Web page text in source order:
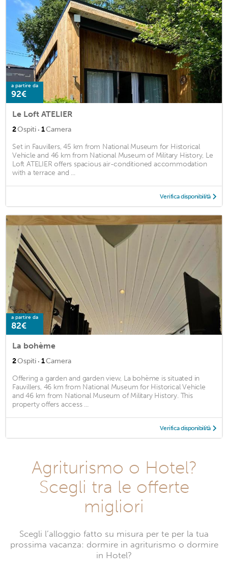
a partire da
92€
Le Loft ATELIER
2Ospiti · 1Camera
Set in Fauvillers, 45 km from National Museum for Historical
Vehicle and 46 km from National Museum of Military History, Le
Loft ATELIER offers spacious air-conditioned accommodation
with a terrace and ...
Verifica disponibilità
a partire da
82€
La bohème
2Ospiti · 1Camera
Offering a garden and garden view, La bohème is situated in
Fauvillers, 46 km from National Museum for Historical Vehicle
and 46 km from National Museum of Military History. This
property offers access ...
Verifica disponibilità
Agriturismo o Hotel?
Scegli tra le offerte
migliori
Scegli l’alloggio fatto su misura per te per la tua
prossima vacanza: dormire in agriturismo o dormire
in Hotel?